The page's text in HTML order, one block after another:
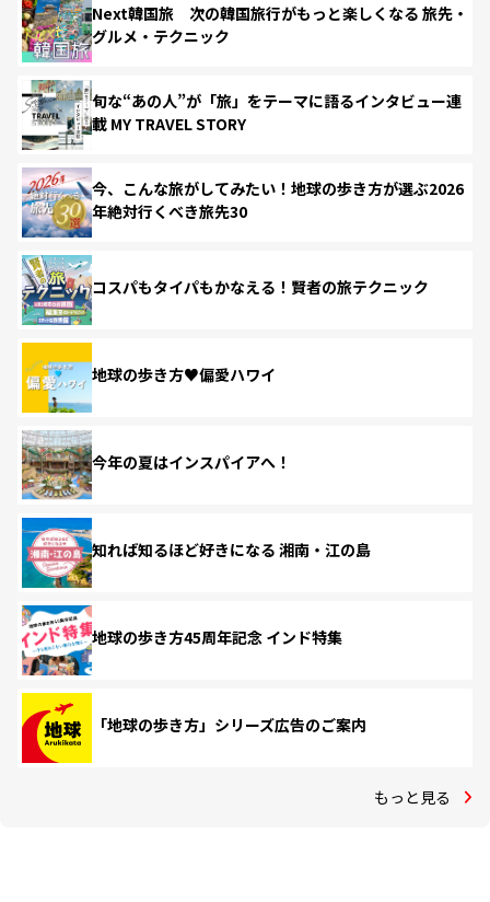
Next韓国旅 次の韓国旅行がもっと楽しくなる 旅先・
グルメ・テクニック
旬な“あの人”が「旅」をテーマに語るインタビュー連
載 MY TRAVEL STORY
今、こんな旅がしてみたい！地球の歩き方が選ぶ2026
年絶対行くべき旅先30
コスパもタイパもかなえる！賢者の旅テクニック
地球の歩き方♥偏愛ハワイ
今年の夏はインスパイアへ！
知れば知るほど好きになる 湘南・江の島
地球の歩き方45周年記念 インド特集
「地球の歩き方」シリーズ広告のご案内
もっと見る